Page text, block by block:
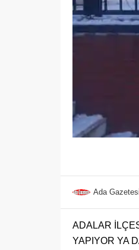
Ada Gazetesi
ADALAR
YAPIYOR YA